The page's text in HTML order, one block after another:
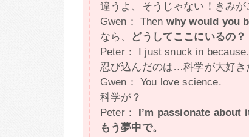
違うよ、そうじゃない！きみ
Gwen： Then why would you
なら、 どうしてここにいるの？
Peter： I just snuck in
忍び込んだのは…科学が大好き
Gwen： You love science.
科学が？
Peter：
I’m passionate about
もう夢中で。